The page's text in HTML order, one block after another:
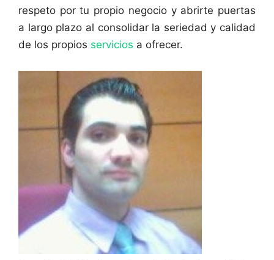
respeto por tu propio negocio y abrirte puertas
a largo plazo al consolidar la seriedad y calidad
de los propios servicios a ofrecer.